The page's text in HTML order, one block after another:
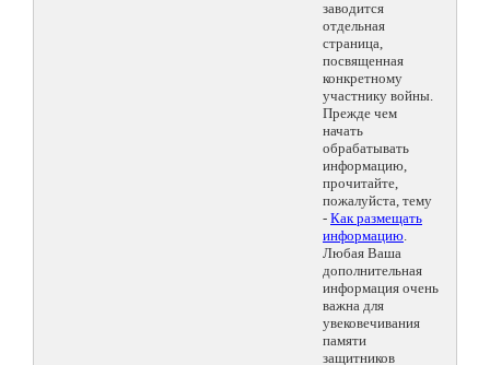
заводится
отдельная
страница,
посвященная
конкретному
участнику войны.
Прежде чем
начать
обрабатывать
информацию,
прочитайте,
пожалуйста, тему
- Как размещать
информацию.
Любая Ваша
дополнительная
информация очень
важна для
увековечивания
памяти
защитников